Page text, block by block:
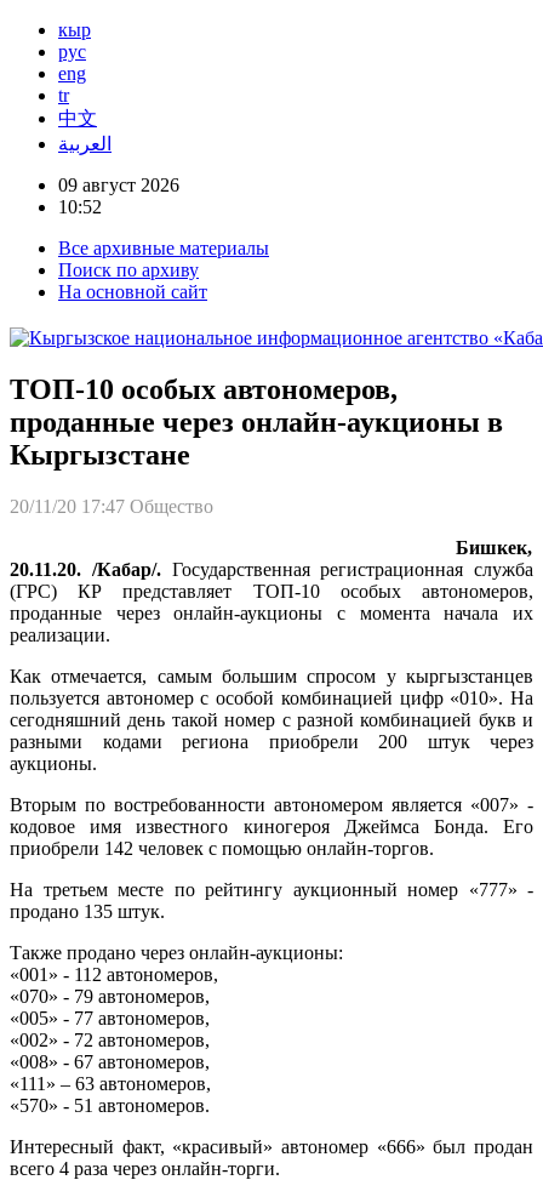
кыр
рус
eng
tr
中文
العربية
09 август 2026
10:52
Все архивные материалы
Поиск по архиву
На основной сайт
ТОП-10 особых автономеров,
проданные через онлайн-аукционы в
Кыргызстане
20/11/20 17:47 Общество
Бишкек,
20.11.20. /Кабар/.Государственная регистрационная служба
(ГРС) КР представляет ТОП-10 особых автономеров,
проданные через онлайн-аукционы с момента начала их
реализации.
Как отмечается, самым большим спросом у кыргызстанцев
пользуется автономер с особой комбинацией цифр «010». На
сегодняшний день такой номер с разной комбинацией букв и
разными кодами региона приобрели 200 штук через
аукционы.
Вторым по востребованности автономером является «007» -
кодовое имя известного киногероя Джеймса Бонда. Его
приобрели 142 человек с помощью онлайн-торгов.
На третьем месте по рейтингу аукционный номер «777» -
продано 135 штук.
Также продано через онлайн-аукционы:
«001» - 112 автономеров,
«070» - 79 автономеров,
«005» - 77 автономеров,
«002» - 72 автономеров,
«008» - 67 автономеров,
«111» – 63 автономеров,
«570» - 51 автономеров.
Интересный факт, «красивый» автономер «666» был продан
всего 4 раза через онлайн-торги.